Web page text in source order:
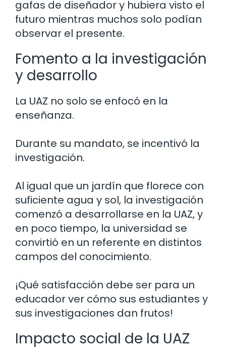
gafas de diseñador y hubiera visto el
futuro mientras muchos solo podían
observar el presente.
Fomento a la investigación
y desarrollo
La UAZ no solo se enfocó en la
enseñanza.
Durante su mandato, se incentivó la
investigación.
Al igual que un jardín que florece con
suficiente agua y sol, la investigación
comenzó a desarrollarse en la UAZ, y
en poco tiempo, la universidad se
convirtió en un referente en distintos
campos del conocimiento.
¡Qué satisfacción debe ser para un
educador ver cómo sus estudiantes y
sus investigaciones dan frutos!
Impacto social de la UAZ